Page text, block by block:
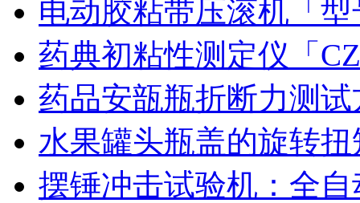
电动胶粘带压滚机「
药典初粘性测定仪「
药品安瓿瓶折断力测
水果罐头瓶盖的旋转
摆锤冲击试验机：全